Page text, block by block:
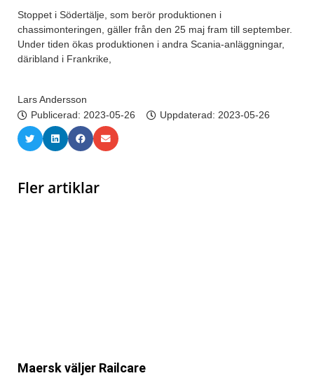
Stoppet i Södertälje, som berör produktionen i
chassimonteringen, gäller från den 25 maj fram till september.
Under tiden ökas produktionen i andra Scania-anläggningar,
däribland i Frankrike,
Lars Andersson
Publicerad: 2023-05-26 Uppdaterad: 2023-05-26
Fler artiklar
Maersk väljer Railcare